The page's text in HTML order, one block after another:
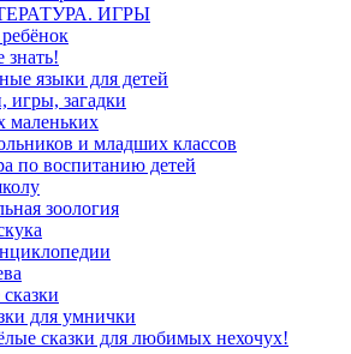
ИГРЫ
знать!
языки для детей
игры, загадки
маленьких
и младших классов
по воспитанию детей
зоология
для умнички
сказки для любимых нехочух!